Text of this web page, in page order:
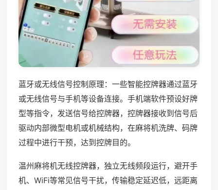
蓝牙或无线信号控制原理：一些智能控牌器通过蓝牙
或无线信号与手机等设备连接。手机端软件预设好牌
型等指令，发送信号给控牌器，控牌器接收到信号后
驱动内部微型电机或机械结构，在麻将机洗牌、码牌
过程中进行干预，达到控牌目的。
温州麻将机无线控牌器，独立无线频段运行，避开手
机、WiFi等常见信号干扰，传输稳定延迟低，远距离